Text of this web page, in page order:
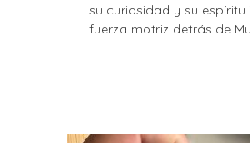
su curiosidad y su espíritu
fuerza motriz detrás de